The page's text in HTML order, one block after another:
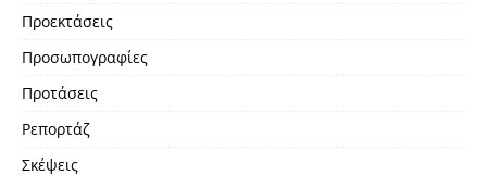
Προεκτάσεις
Προσωπογραφίες
Προτάσεις
Ρεπορτάζ
Σκέψεις